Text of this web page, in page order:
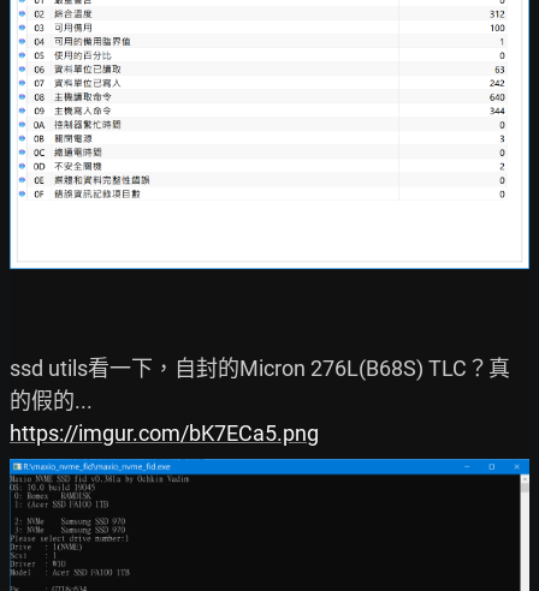
ssd utils看一下，自封的Micron 276L(B68S) TLC？真
https://imgur.com/bK7ECa5.png